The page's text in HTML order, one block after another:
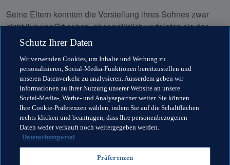
Seine Eltern konnten die Vorstellung ihres Sohnes zwar
nicht live vor Ort sehen, aber natürlich verfolgten sie das
Match zu Hause. "Meine Mutter hat am Telefon geweint. Ich
passiert. Ich habe mir immer vorgestellt, Tore zu schießen,
aber von so einem Treffer habe ich nicht gewagt, zu
träumen. “
Bis heute (Stand: 24. August 2019) sind 14 Einsätze im
ungarischen Oberhaus hinzugekommen, ein weiterer
Treffer allerdings nicht. Lediglich im Pokal konnte sich Zsori
noch einmal in die Torschützenliste eintragen. Doch dieses
eine Tor wird er wohl nie vergessen.
Schutz Ihrer Daten
Wir verwenden Cookies, um Inhalte und Werbung zu
personalisieren, Social-Media-Funktionen bereitzustellen und
unseren Datenverkehr zu analysieren. Ausserdem geben wir
Informationen zu Ihrer Nutzung unserer Website an unsere
Social-Media-, Werbe- und Analysepartner weiter. Sie können
Ihre Cookie-Präferenzen wählen, indem Sie auf die Schaltflächen
rechts klicken und beantragen, dass Ihre personenbezogenen
Daten weder verkauft noch weitergegeben werden.
Datenschutzportal
Präferenzen